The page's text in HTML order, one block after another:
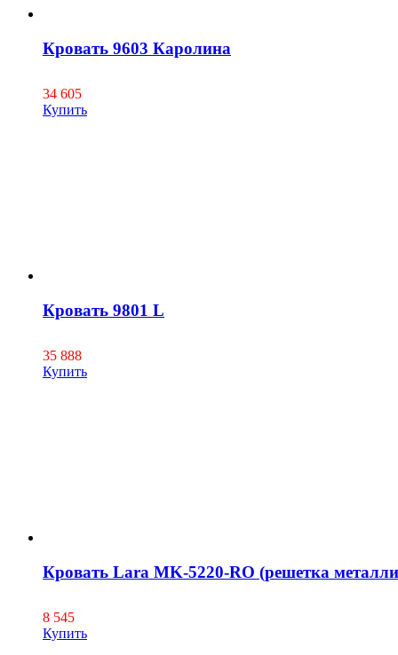
Кровать 9603 Каролина
34 605
Купить
Кровать 9801 L
35 888
Купить
Кровать Lara MK-5220-RO (решетка
8 545
Купить